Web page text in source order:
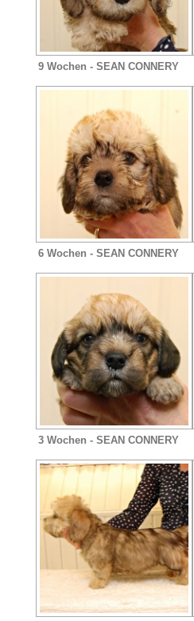
9 Wochen - SEAN CONNERY
6 Wochen - SEAN CONNERY
3 Wochen - SEAN CONNERY